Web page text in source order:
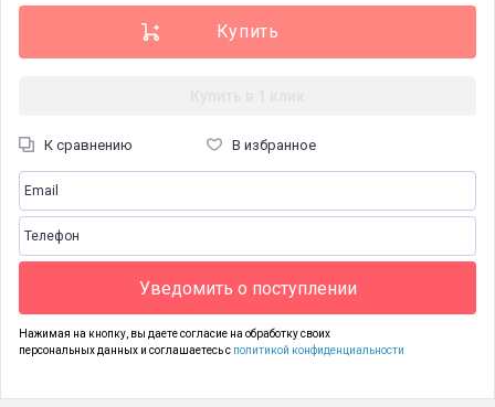
К сравнению В избранное
Уведомить о поступлении
Нажимая на кнопку, вы даете согласие на обработку своих
персональных данных и соглашаетесь с политикой конфиденциальности